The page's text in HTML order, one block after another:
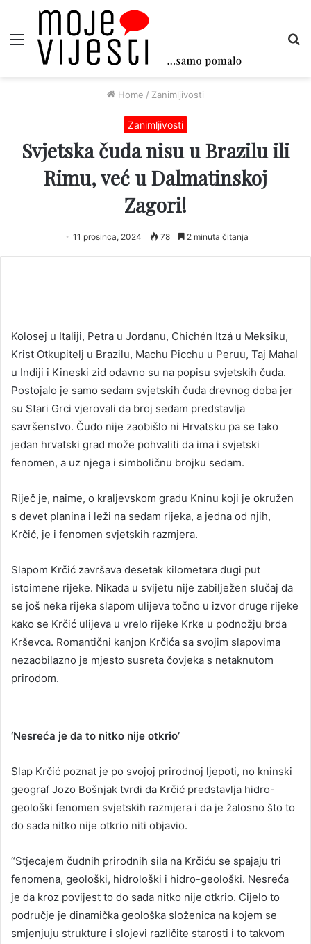
Menu
Home / Zanimljivosti
Zanimljivosti
Svjetska čuda nisu u Brazilu ili
Rimu, već u Dalmatinskoj
Zagori!
11 prosinca, 2024 78 2 minuta čitanja
Kolosej u Italiji, Petra u Jordanu, Chichén Itzá u Meksiku,
Krist Otkupitelj u Brazilu, Machu Picchu u Peruu, Taj Mahal
u Indiji i Kineski zid odavno su na popisu svjetskih čuda.
Postojalo je samo sedam svjetskih čuda drevnog doba jer
su Stari Grci vjerovali da broj sedam predstavlja
savršenstvo. Čudo nije zaobišlo ni Hrvatsku pa se tako
jedan hrvatski grad može pohvaliti da ima i svjetski
fenomen, a uz njega i simboličnu brojku sedam.
Riječ je, naime, o kraljevskom gradu Kninu koji je okružen
s devet planina i leži na sedam rijeka, a jedna od njih,
Krčić, je i fenomen svjetskih razmjera.
Slapom Krčić završava desetak kilometara dugi put
istoimene rijeke. Nikada u svijetu nije zabilježen slučaj da
se još neka rijeka slapom ulijeva točno u izvor druge rijeke
kako se Krčić ulijeva u vrelo rijeke Krke u podnožju brda
Krševca. Romantični kanjon Krčića sa svojim slapovima
nezaobilazno je mjesto susreta čovjeka s netaknutom
prirodom.
‘Nesreća je da to nitko nije otkrio’
Slap Krčić poznat je po svojoj prirodnoj ljepoti, no kninski
geograf Jozo Bošnjak tvrdi da Krčić predstavlja hidro-
geološki fenomen svjetskih razmjera i da je žalosno što to
do sada nitko nije otkrio niti objavio.
“Stjecajem čudnih prirodnih sila na Krčiću se spajaju tri
fenomena, geološki, hidrološki i hidro-geološki. Nesreća
je da kroz povijest to do sada nitko nije otkrio. Cijelo to
područje je dinamička geološka složenica na kojem se
smjenjuju strukture i slojevi različite starosti i to takvom